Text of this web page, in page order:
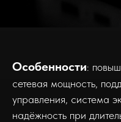
Особенности:
сетевaя мощность,
управления, система
надёжность при